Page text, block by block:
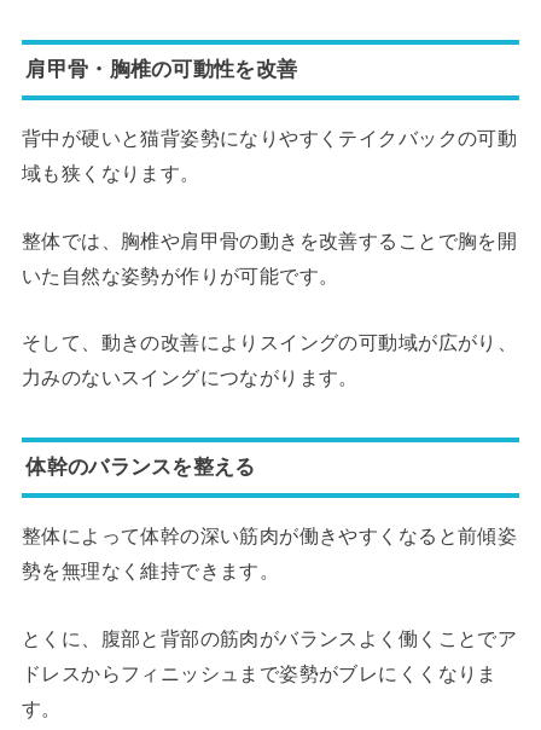
肩甲骨・胸椎の可動性を改善
背中が硬いと猫背姿勢になりやすくテイクバックの可動
域も狭くなります。
整体では、胸椎や肩甲骨の動きを改善することで胸を開
いた自然な姿勢が作りが可能です。
そして、動きの改善によりスイングの可動域が広がり、
力みのないスイングにつながります。
体幹のバランスを整える
整体によって体幹の深い筋肉が働きやすくなると前傾姿
勢を無理なく維持できます。
とくに、腹部と背部の筋肉がバランスよく働くことでア
ドレスからフィニッシュまで姿勢がブレにくくなりま
す。